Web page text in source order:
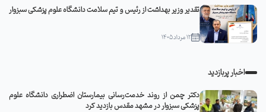
تقدیر وزیر بهداشت از رئیس و تیم سلامت دانشگاه علوم پزشکی سبزوار
12 مرداد 1405
اخبار پربازدید
دکتر چمن از روند خدمت‌رسانی بیمارستان اضطراری دانشگاه علوم
پزشکی سبزوار در مشهد مقدس بازدید کرد